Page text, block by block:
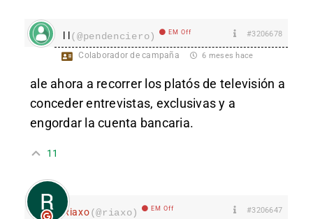
l l(@pendenciero) EM Off #3206678
Colaborador de campaña 6 meses hace
ale ahora a recorrer los platós de televisión a
conceder entrevistas, exclusivas y a
engordar la cuenta bancaria.
11
Riaxo(@riaxo) EM Off #3206647